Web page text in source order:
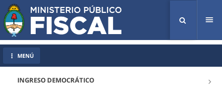
INGRESO DEMOCRÁTICO
MENÚ